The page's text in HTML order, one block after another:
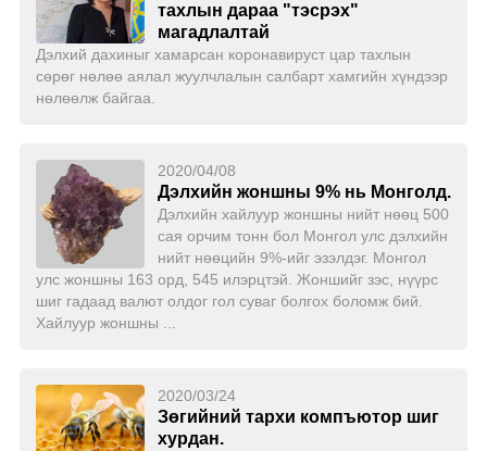
тахлын дараа "тэсрэх"
магадлалтай
Дэлхий дахиныг хамарсан коронавируст цар тахлын
сөрөг нөлөө аялал жуулчлалын салбарт хамгийн хүндээр
нөлөөлж байгаа.
2020/04/08
Дэлхийн жоншны 9% нь Монголд.
Дэлхийн хайлуур жоншны нийт нөөц 500
сая орчим тонн бол Монгол улс дэлхийн
нийт нөөцийн 9%-ийг эзэлдэг. Монгол
улс жоншны 163 орд, 545 илэрцтэй. Жоншийг зэс, нүүрс
шиг гадаад валют олдог гол суваг болгох боломж бий.
Хайлуур жоншны ...
2020/03/24
Зөгийний тархи компъютор шиг
хурдан.